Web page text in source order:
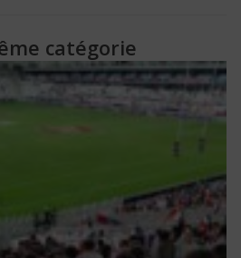
catégorie